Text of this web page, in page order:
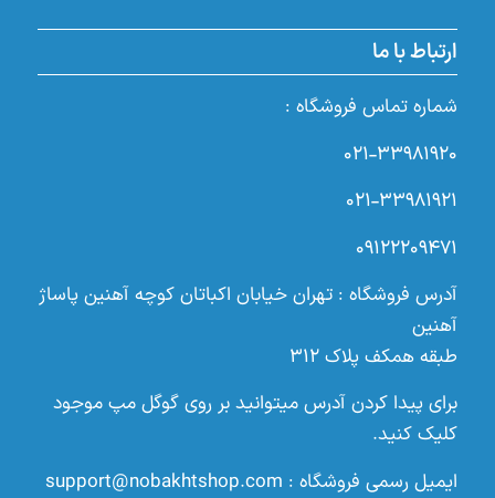
ارتباط با ما
شماره تماس فروشگاه :
۰۲۱-۳۳۹۸۱۹۲۰
۰۲۱-۳۳۹۸۱۹۲۱
۰۹۱۲۲۲۰۹۴۷۱
آدرس فروشگاه : تهران خیابان اکباتان کوچه آهنین پاساژ
آهنین
طبقه همکف پلاک ۳۱۲
برای پیدا کردن آدرس میتوانید بر روی گوگل مپ موجود
کلیک کنید.
ایمیل رسمی فروشگاه : support@nobakhtshop.com